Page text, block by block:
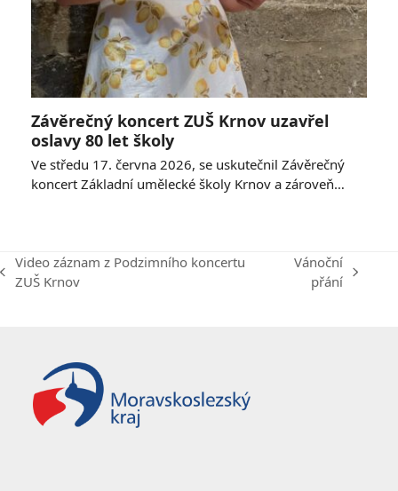
Závěrečný koncert ZUŠ Krnov uzavřel
oslavy 80 let školy
Ve středu 17. června 2026, se uskutečnil Závěrečný
koncert Základní umělecké školy Krnov a zároveň…
previous
Video záznam z Podzimního koncertu
ZUŠ Krnov
Vánoční
přání